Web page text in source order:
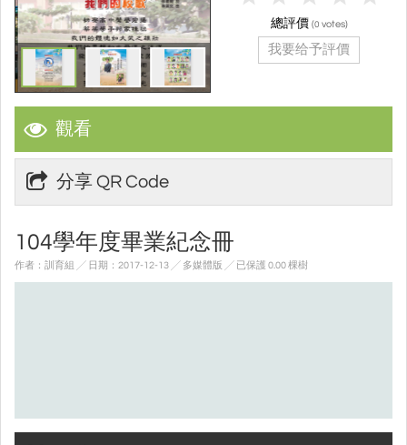
觀看
分享 QR Code
104學年度畢業紀念冊
作者：訓育組 ╱ 日期：2017-12-13 ╱ 多媒體版 ╱ 已保護 0.00 棵樹
總評價 (0 votes)
我要给予評價